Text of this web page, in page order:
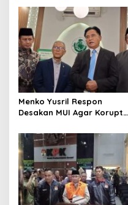
Menko Yusril Respon
Desakan MUI Agar Koruptor
Nurani Hakim